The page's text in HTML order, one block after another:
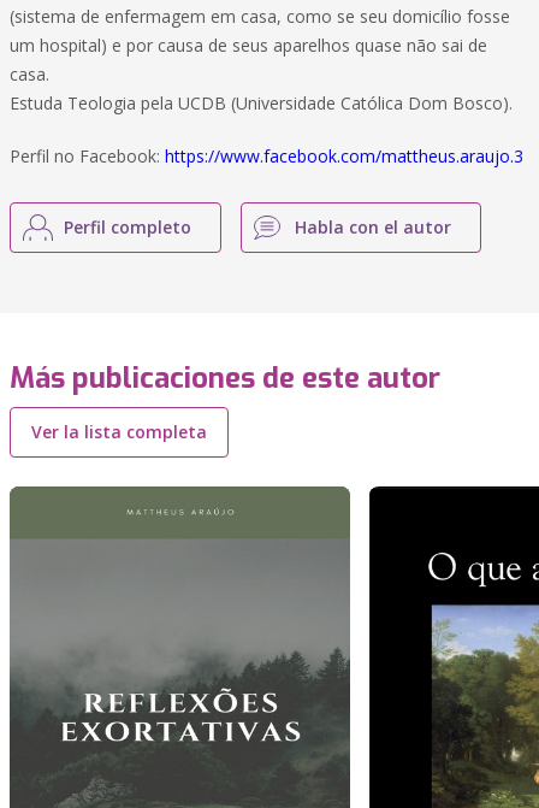
(sistema de enfermagem em casa, como se seu domicílio fosse
um hospital) e por causa de seus aparelhos quase não sai de
casa.
Estuda Teologia pela UCDB (Universidade Católica Dom Bosco).
Perfil no Facebook: https://www.facebook.com/mattheus.araujo.3
Perfil completo Habla con el autor
Más publicaciones de este autor
Ver la lista completa